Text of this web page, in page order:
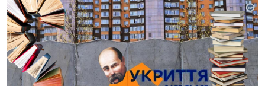
Зображення завантажується